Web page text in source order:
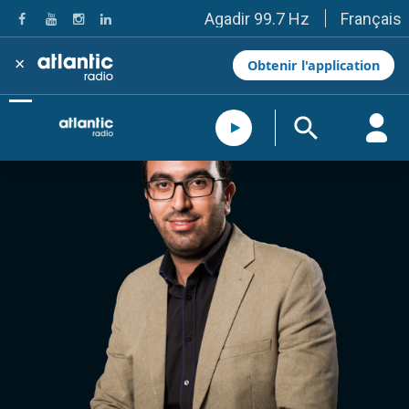
Agadir 99.7 Hz
Tanger 103.3 Hz
Tétouan 87.8 Hz
Fès 98.8 Hz
Meknès 97.2 Hz
El Jadida 97.3
Settat 104,6
Essaouira 96.6
Taounate 95.6
Tiznit 103.1
SkhourRhamna 92.2
Taroudant 104.9
Guelmim 91.9
Tan-Tan 95.2
Tafraout 104.9
Casablanca 92.5 Hz
Rabat, Salé 106.9 Hz
Marrakech 90.5 Hz
Français
× Obtenir l'application